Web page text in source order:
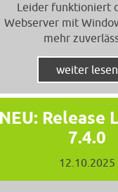
Leider funktioniert
Webserver mit
mehr
weiter lesen
NEU: Release
7.4.0
12.10.2025